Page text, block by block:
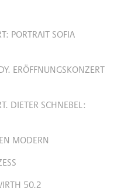
PORTRAIT SOFIA
ERÖFFNUNGSKONZERT
DIETER SCHNEBEL:
MODERN
50.2